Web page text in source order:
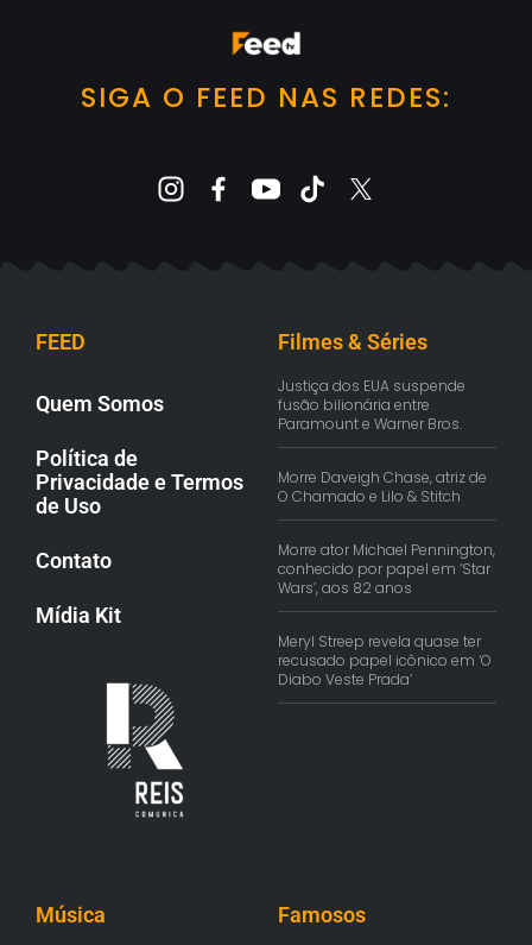
SIGA O FEED NAS REDES:
FEED
Quem Somos
Política de
Privacidade e Termos
de Uso
Contato
Mídia Kit
Filmes & Séries
Justiça dos EUA suspende
fusão bilionária entre
Paramount e Warner Bros.
Morre Daveigh Chase, atriz de
O Chamado e Lilo & Stitch
Morre ator Michael Pennington,
conhecido por papel em ‘Star
Wars’, aos 82 anos
Meryl Streep revela quase ter
recusado papel icônico em ‘O
Diabo Veste Prada’
Música Famosos